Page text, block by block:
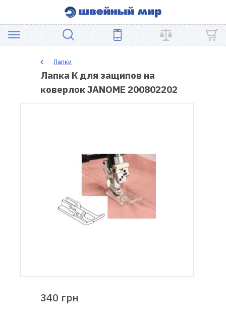
ШВЕЙНОЕ
ОБОРУДОВАНИЕ
АКСЕССУАРЫ
Гарантия
Лапки
Лапка К для защипов на
коверлок JANOME 200802202
340 грн